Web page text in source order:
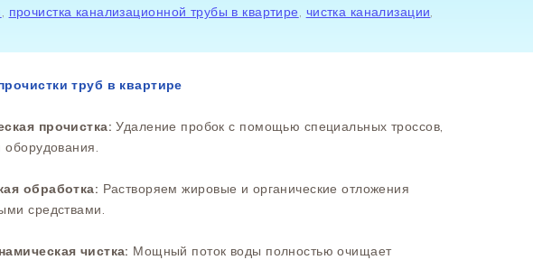
, прочистка канализационной трубы в квартире, чистка канализации,
труб в квартире
прочистка: Удаление пробок с помощью специальных троссов,
оборудования.
обработка: Растворяем жировые и органические отложения
средствами.
чистка: Мощный поток воды полностью очищает